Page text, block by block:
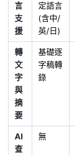
言
支
援
定語言
(含中/
英/日)
轉
文
字
與
摘
要
基礎逐
字稿轉
錄
AI
查
無